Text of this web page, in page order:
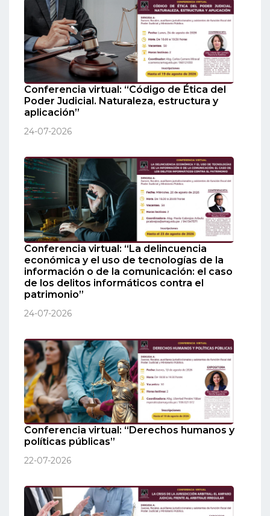
Conferencia virtual: “Código de Ética del
Poder Judicial. Naturaleza, estructura y
aplicación”
24-07-2026
Conferencia virtual: “La delincuencia
económica y el uso de tecnologías de la
información o de la comunicación: el caso
de los delitos informáticos contra el
patrimonio”
24-07-2026
Conferencia virtual: “Derechos humanos y
políticas públicas”
22-07-2026